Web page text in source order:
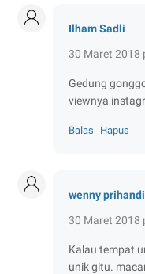
Ilham Sadli
30 Maret 2018
Gedung
viewnya
Balas Hapus
wenny
30 Maret 2018
Kalau tempat
unik gitu.